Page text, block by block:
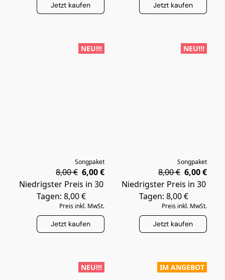
Jetzt kaufen Jetzt kaufen
NEU!!!
Songpaket
6,00 €
8,00 €
Niedrigster Preis in 30
Tagen: 8,00 €
Preis inkl. MwSt.
Jetzt kaufen
NEU!!!
Songpaket
6,00 €
8,00 €
Niedrigster Preis in 30
Tagen: 8,00 €
Preis inkl. MwSt.
Jetzt kaufen
NEU!!! IM ANGEBOT